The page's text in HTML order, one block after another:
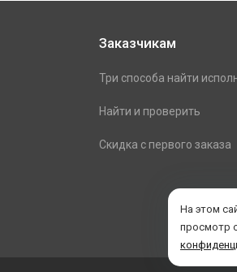
Заказчикам
Три способа найти
Найти и проверить
Скидка с первого заказа
На этом
просмотр